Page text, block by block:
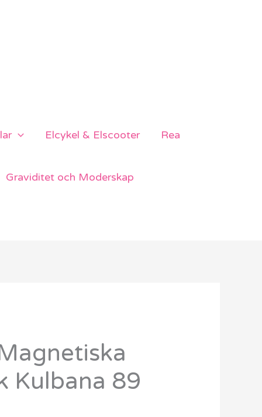
Elcykel & Elscooter Rea
Graviditet och Moderskap
Kulbana 89